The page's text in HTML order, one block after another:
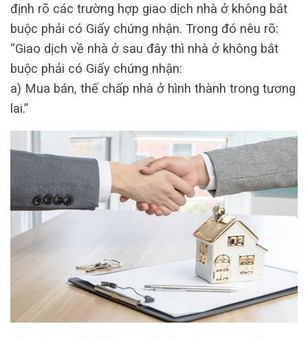
định rõ các trường hợp giao dịch nhà ở không bắt
buộc phải có Giấy chứng nhận. Trong đó nêu rõ:
“Giao dịch về nhà ở sau đây thì nhà ở không bắt
buộc phải có Giấy chứng nhận:
a) Mua bán, thế chấp nhà ở hình thành trong tương
lai.”